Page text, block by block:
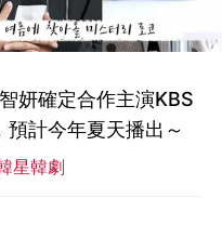
妍確定合作主演KBS
計今年夏天播出～
星韓劇